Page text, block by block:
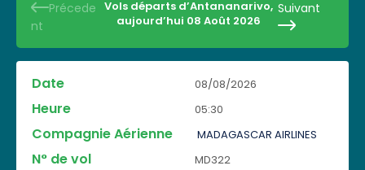
Précede
nt
Vols départs d’Antananarivo,
aujourd’hui 08 Août 2026
Suivant
H
p
N
e
s
08/08/2026
05:30
MADAGASCAR AIRLINES
MD322